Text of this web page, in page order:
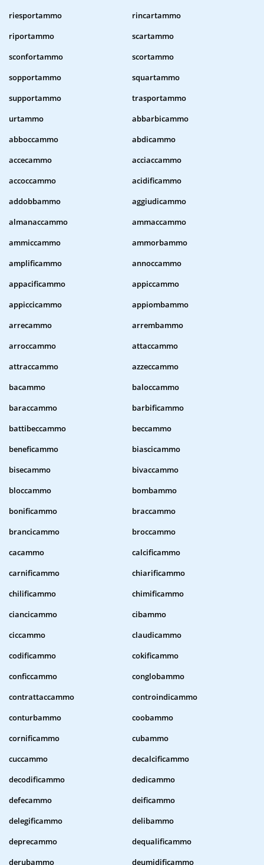
riesportammo
rincartammo
riportammo
scartammo
sconfortammo
scortammo
sopportammo
squartammo
supportammo
trasportammo
urtammo
abbarbicammo
abboccammo
abdicammo
accecammo
acciaccammo
accoccammo
acidificammo
addobbammo
aggiudicammo
almanaccammo
ammaccammo
ammiccammo
ammorbammo
amplificammo
annoccammo
appacificammo
appiccammo
appiccicammo
appiombammo
arrecammo
arrembammo
arroccammo
attaccammo
attraccammo
azzeccammo
bacammo
baloccammo
baraccammo
barbificammo
battibeccammo
beccammo
beneficammo
biascicammo
bisecammo
bivaccammo
bloccammo
bombammo
bonificammo
braccammo
brancicammo
broccammo
cacammo
calcificammo
carnificammo
chiarificammo
chilificammo
chimificammo
ciancicammo
cibammo
ciccammo
claudicammo
codificammo
cokificammo
conficcammo
conglobammo
contrattaccammo
controindicammo
conturbammo
coobammo
cornificammo
cubammo
cuccammo
decalcificammo
decodificammo
dedicammo
defecammo
deificammo
delegificammo
delibammo
deprecammo
dequalificammo
derubammo
deumidificammo